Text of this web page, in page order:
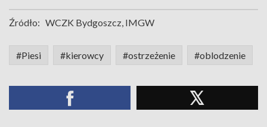
Źródło: WCZK Bydgoszcz, IMGW
#Piesi #kierowcy #ostrzeżenie #oblodzenie